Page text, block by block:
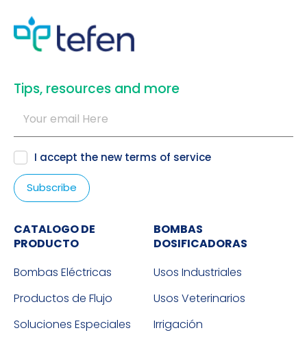
​Tips, resources and more
I accept the new terms of service
CATALOGO DE
PRODUCTO
Bombas Eléctricas
Productos de Flujo
Soluciones Especiales
BOMBAS
DOSIFICADORAS
Usos Industriales
Usos Veterinarios
Irrigación